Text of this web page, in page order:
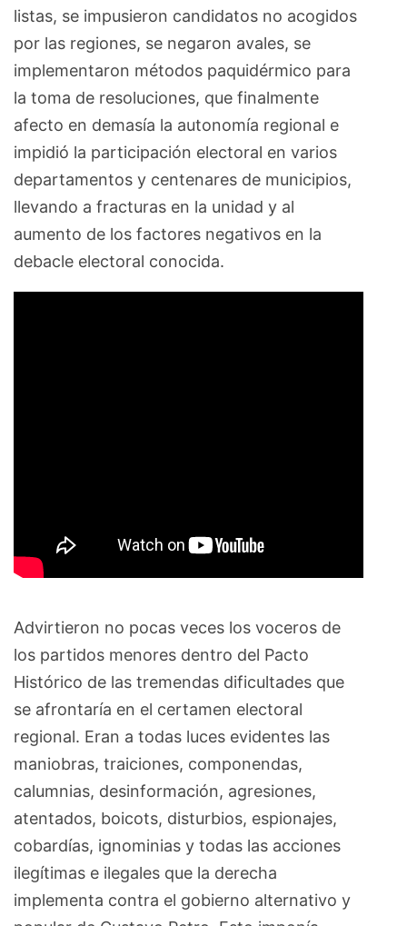
listas, se impusieron candidatos no acogidos
por las regiones, se negaron avales, se
implementaron métodos paquidérmico para
la toma de resoluciones, que finalmente
afecto en demasía la autonomía regional e
impidió la participación electoral en varios
departamentos y centenares de municipios,
llevando a fracturas en la unidad y al
aumento de los factores negativos en la
debacle electoral conocida.
Advirtieron no pocas veces los voceros de
los partidos menores dentro del Pacto
Histórico de las tremendas dificultades que
se afrontaría en el certamen electoral
regional. Eran a todas luces evidentes las
maniobras, traiciones, componendas,
calumnias, desinformación, agresiones,
atentados, boicots, disturbios, espionajes,
cobardías, ignominias y todas las acciones
ilegítimas e ilegales que la derecha
implementa contra el gobierno alternativo y